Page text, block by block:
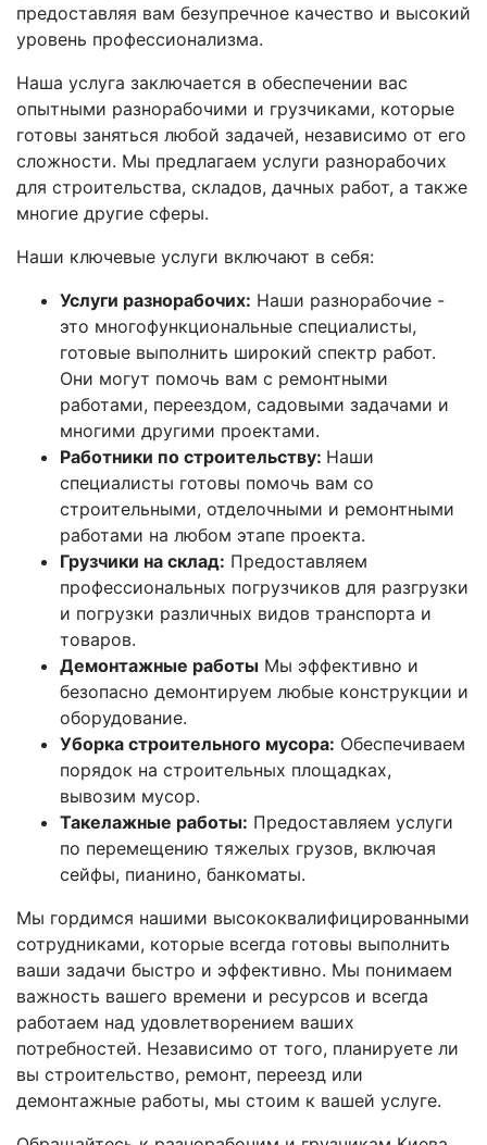
предоставляя вам безупречное качество и высокий
уровень профессионализма.
Наша услуга заключается в обеспечении вас
опытными разнорабочими и грузчиками, которые
готовы заняться любой задачей, независимо от его
сложности. Мы предлагаем услуги разнорабочих
для строительства, складов, дачных работ, а также
многие другие сферы.
Наши ключевые услуги включают в себя:
Услуги разнорабочих: Наши разнорабочие -
это многофункциональные специалисты,
готовые выполнить широкий спектр работ.
Они могут помочь вам с ремонтными
работами, переездом, садовыми задачами и
многими другими проектами.
Работники по строительству: Наши
специалисты готовы помочь вам со
строительными, отделочными и ремонтными
работами на любом этапе проекта.
Грузчики на склад: Предоставляем
профессиональных погрузчиков для разгрузки
и погрузки различных видов транспорта и
товаров.
Демонтажные работы Мы эффективно и
безопасно демонтируем любые конструкции и
оборудование.
Уборка строительного мусора: Обеспечиваем
порядок на строительных площадках,
вывозим мусор.
Такелажные работы: Предоставляем услуги
по перемещению тяжелых грузов, включая
сейфы, пианино, банкоматы.
Мы гордимся нашими высококвалифицированными
сотрудниками, которые всегда готовы выполнить
ваши задачи быстро и эффективно. Мы понимаем
важность вашего времени и ресурсов и всегда
работаем над удовлетворением ваших
потребностей. Независимо от того, планируете ли
вы строительство, ремонт, переезд или
демонтажные работы, мы стоим к вашей услуге.